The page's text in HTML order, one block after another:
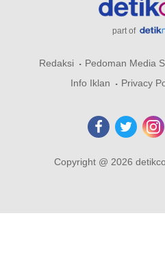
part of
Redaksi Pedoman Media
Info Iklan
Privacy
Copyright @ 2026